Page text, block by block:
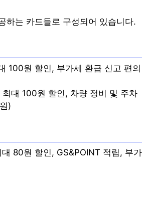
하는 카드들로 구성되어 있습니다.
100원 할인, 부가세 환급 신고 편의
대 100원 할인, 차량 정비 및 주차
)
80원 할인, GS&POINT 적립, 부가